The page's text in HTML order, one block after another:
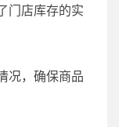
门店库存的实
况，确保商品